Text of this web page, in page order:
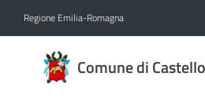
Regione Emilia-Romagna
Comune di
Comune
di